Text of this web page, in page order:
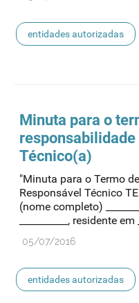
entidades autorizadas
Minuta para o
responsabilidade
Técnico(a)
"Minuta para o Termo
Responsável Técnico
(nome completo)
__________, residente
05/07/2016
entidades autorizadas